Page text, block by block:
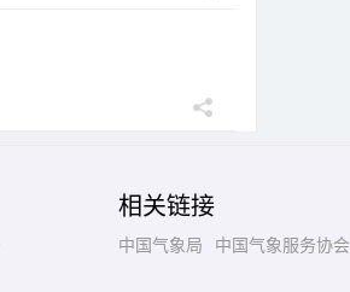
相关链接
中国气象局 中国气象服务协会